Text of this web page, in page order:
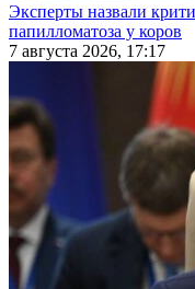
Эксперты назвали
папилломатоза у коров
7 августа 2026, 17:17